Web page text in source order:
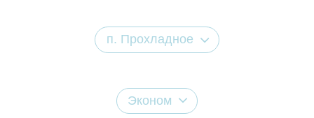
п. Прохладное
Эконом